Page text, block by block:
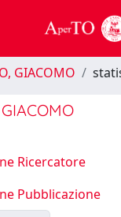
GIACOMO
Ricercatore
Pubblicazione